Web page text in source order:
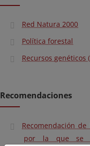
Red Natura 2000
Política forestal
Recursos genéticos
Recomendaciones
Recomendación
por la que se